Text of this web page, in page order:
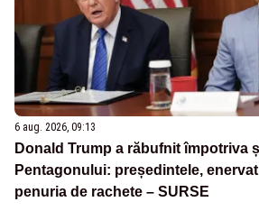
6 aug. 2026, 09:13
Donald Trump a răbufnit împotriva
Pentagonului: președintele,
penuria de rachete – SURSE